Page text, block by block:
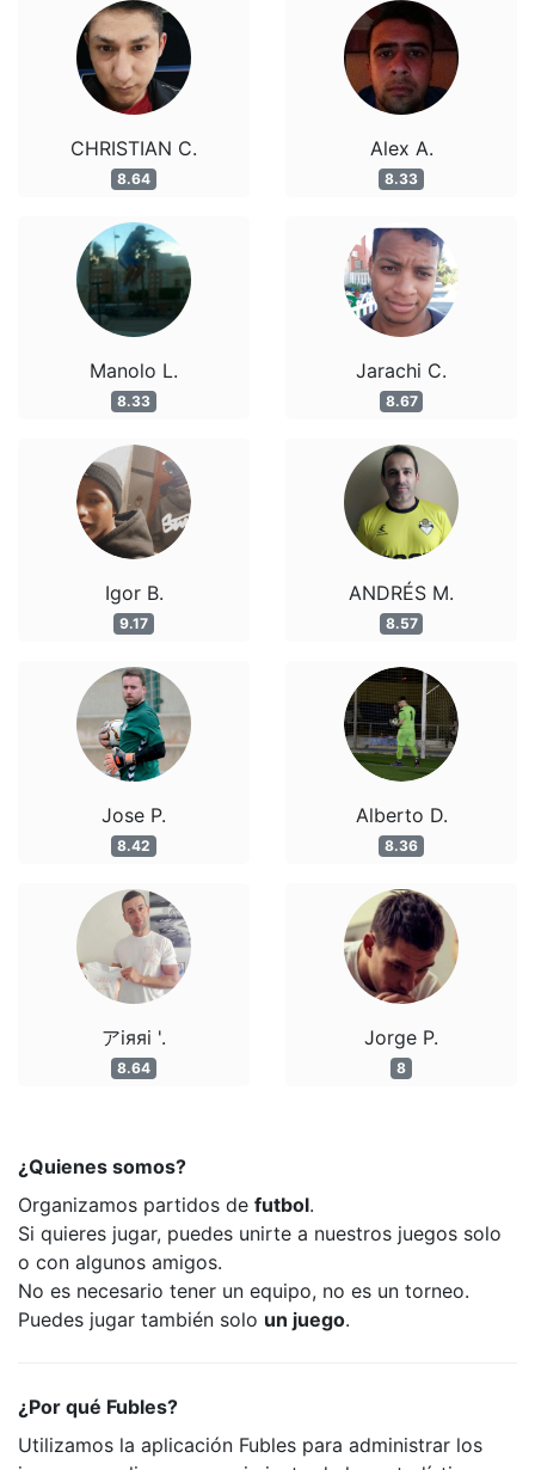
CHRISTIAN C.
8.64
Manolo L.
8.33
Igor B.
9.17
Jose P.
8.42
アiяяi '.
8.64
Alex A.
8.33
Jarachi C.
8.67
ANDRÉS M.
8.57
Alberto D.
8.36
Jorge P.
8
¿Quienes somos?
Organizamos partidos de futbol.
Si quieres jugar, puedes unirte a nuestros juegos solo
o con algunos amigos.
No es necesario tener un equipo, no es un torneo.
Puedes jugar también solo un juego.
¿Por qué Fubles?
Utilizamos la aplicación Fubles para administrar los